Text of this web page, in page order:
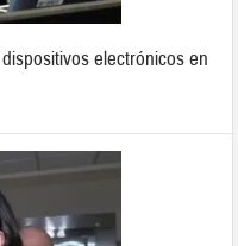
electrónicos en